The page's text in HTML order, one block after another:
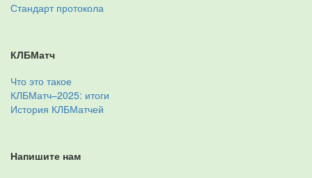
Стандарт протокола
КЛБМатч
Что это такое
КЛБМатч–2025: итоги
История КЛБМатчей
Напишите нам